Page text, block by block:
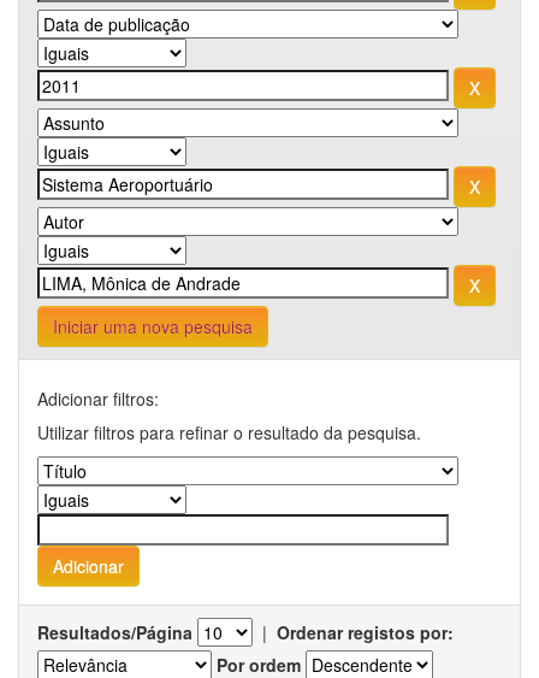
Iniciar uma nova pesquisa
Adicionar filtros:
Utilizar filtros para refinar o resultado da pesquisa.
Resultados/Página | Ordenar registos por:
Por ordem